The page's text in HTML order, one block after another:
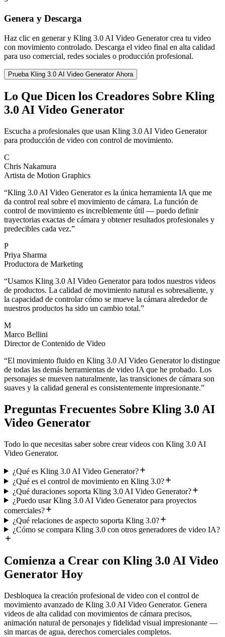
Genera y Descarga
Haz clic en generar y Kling 3.0 AI Video Generator crea tu video
con movimiento controlado. Descarga el video final en alta calidad
para uso comercial, redes sociales o producción profesional.
Prueba Kling 3.0 AI Video Generator Ahora
Lo Que Dicen los Creadores Sobre Kling
3.0 AI Video Generator
Escucha a profesionales que usan Kling 3.0 AI Video Generator
para producción de video con control de movimiento.
C
Chris Nakamura
Artista de Motion Graphics
“Kling 3.0 AI Video Generator es la única herramienta IA que me
da control real sobre el movimiento de cámara. La función de
control de movimiento es increíblemente útil — puedo definir
trayectorias exactas de cámara y obtener resultados profesionales y
predecibles cada vez.”
P
Priya Sharma
Productora de Marketing
“Usamos Kling 3.0 AI Video Generator para todos nuestros videos
de productos. La calidad de movimiento natural es sobresaliente, y
la capacidad de controlar cómo se mueve la cámara alrededor de
nuestros productos ha sido un cambio total.”
M
Marco Bellini
Director de Contenido de Video
“El movimiento fluido en Kling 3.0 AI Video Generator lo distingue
de todas las demás herramientas de video IA que he probado. Los
personajes se mueven naturalmente, las transiciones de cámara son
suaves y la calidad general es consistentemente impresionante.”
Preguntas Frecuentes Sobre Kling 3.0 AI
Video Generator
Todo lo que necesitas saber sobre crear videos con Kling 3.0 AI
Video Generator.
¿Qué es Kling 3.0 AI Video Generator?
¿Qué es el control de movimiento en Kling 3.0?
¿Qué duraciones soporta Kling 3.0 AI Video Generator?
¿Puedo usar Kling 3.0 AI Video Generator para proyectos
comerciales?
¿Qué relaciones de aspecto soporta Kling 3.0?
¿Cómo se compara Kling 3.0 con otros generadores de video IA?
Comienza a Crear con Kling 3.0 AI Video
Generator Hoy
Desbloquea la creación profesional de video con el control de
movimiento avanzado de Kling 3.0 AI Video Generator. Genera
videos de alta calidad con movimientos de cámara precisos,
animación natural de personajes y fidelidad visual impresionante —
sin marcas de agua, derechos comerciales completos.